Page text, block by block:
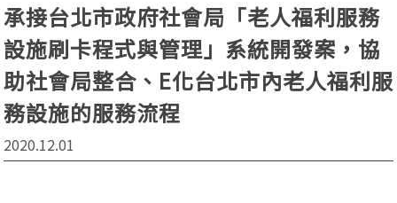
承接台北市政府社會局「老人福利服務
設施刷卡程式與管理」系統開發案，協
助社會局整合、E化台北市內老人福利服
務設施的服務流程
2020.12.01